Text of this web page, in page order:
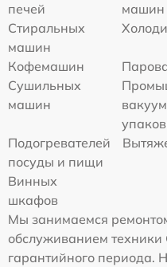
печей
машин
Стиральных
машин
Кофемашин
Сушильных
машин
Подогревателей
посуды и пищи
Винных
шкафов
Мы занимаемся
обслуживанием техники
гарантийного периода.